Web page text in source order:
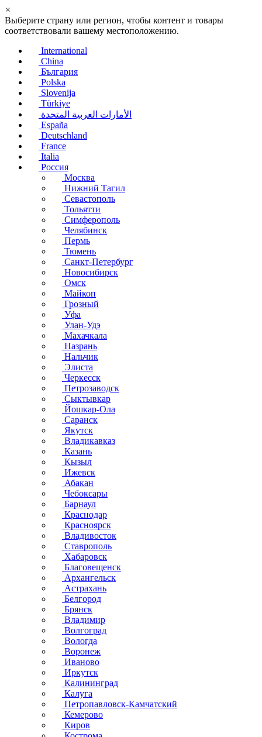
×
Выберите страну или регион, чтобы контент и товары
соответствовали вашему местоположению.
International
China
България
Polska
Slovenija
Türkiye
الأمارات العربية المتحدة
España
Deutschland
France
Italia
Россия
Москва
Нижний Тагил
Севастополь
Тольятти
Симферополь
Челябинск
Пермь
Тюмень
Санкт-Петербург
Новосибирск
Омск
Майкоп
Грозный
Уфа
Улан-Удэ
Махачкала
Назрань
Нальчик
Элиста
Черкесск
Петрозаводск
Сыктывкар
Йошкар-Ола
Саранск
Якутск
Владикавказ
Казань
Кызыл
Ижевск
Абакан
Чебоксары
Барнаул
Краснодар
Красноярск
Владивосток
Ставрополь
Хабаровск
Благовещенск
Архангельск
Астрахань
Белгород
Брянск
Владимир
Волгоград
Вологда
Воронеж
Иваново
Иркутск
Калининград
Калуга
Петропавловск-Камчатский
Кемерово
Киров